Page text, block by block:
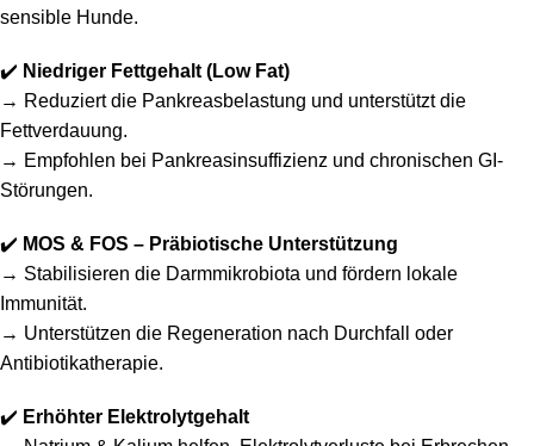
sensible Hunde.
✔️ Niedriger Fettgehalt (Low Fat)
→ Reduziert die Pankreasbelastung und unterstützt die
Fettverdauung.
→ Empfohlen bei Pankreasinsuffizienz und chronischen GI-
Störungen.
✔️ MOS & FOS – Präbiotische Unterstützung
→ Stabilisieren die Darmmikrobiota und fördern lokale
Immunität.
→ Unterstützen die Regeneration nach Durchfall oder
Antibiotikatherapie.
✔️ Erhöhter Elektrolytgehalt